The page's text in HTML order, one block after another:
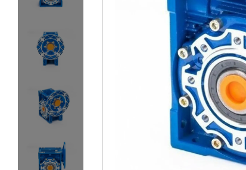
Авто и Ж/Д весы
Пневмооборудование
Рециклинг
Околопрессовочное оборудование